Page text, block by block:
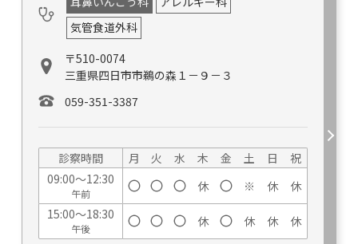
気管食道外科
〒510-0074
三重県四日市市鵜の森１－９－３
059-351-3387
診察時間 月 火 水 木 金 土 日
祝
09:00～12:30
午前 休 ※ 休
休
15:00～18:30
午後 休 休 休 休